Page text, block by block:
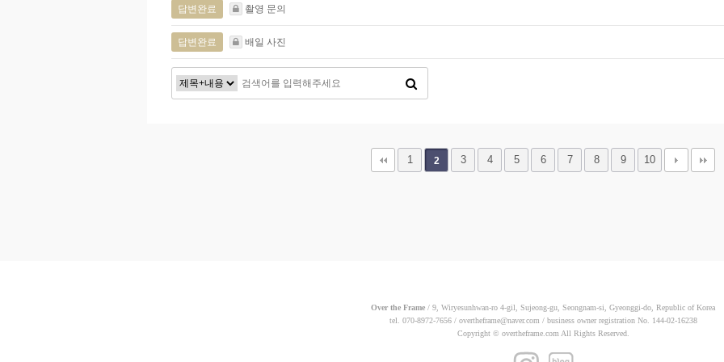
답변완료 촬영 문의
답변완료 배일 사진
1 2 3 4 5 6 7 8 9 10
Over the Frame / 9, Wiryesunhwan-ro 4-gil, Sujeong-gu, Seongnam-si, Gyeonggi-do, Republic of Korea
tel. 070-8972-7656 / overtheframe@naver.com / business owner registration No. 144-02-16238
Copyright © overtheframe.com All Rights Reserved.